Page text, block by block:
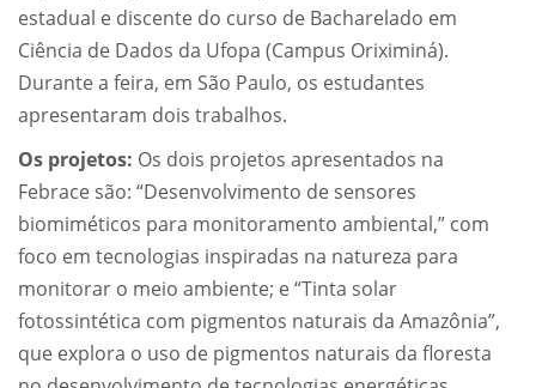
estadual e discente do curso de Bacharelado em
Ciência de Dados da Ufopa (Campus Oriximiná).
Durante a feira, em São Paulo, os estudantes
apresentaram dois trabalhos.
Os projetos: Os dois projetos apresentados na
Febrace são: “Desenvolvimento de sensores
biomiméticos para monitoramento ambiental,” com
foco em tecnologias inspiradas na natureza para
monitorar o meio ambiente; e “Tinta solar
fotossintética com pigmentos naturais da Amazônia”,
que explora o uso de pigmentos naturais da floresta